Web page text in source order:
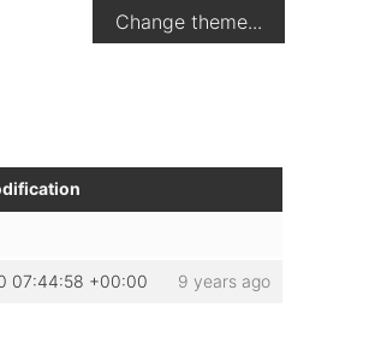
Change theme...
07:44:58 +00:00 9 years ago